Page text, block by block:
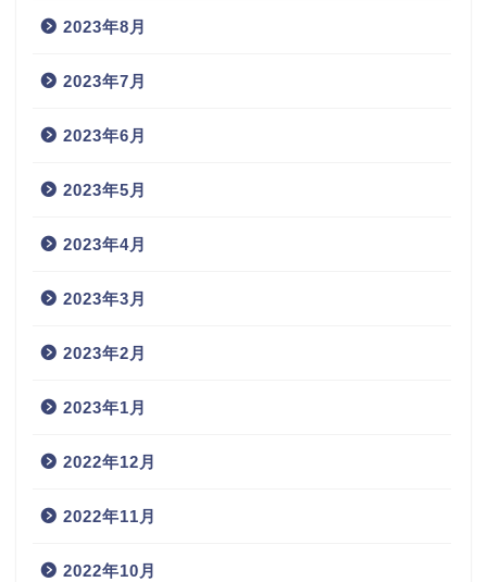
2023年8月
2023年7月
2023年6月
2023年5月
2023年4月
2023年3月
2023年2月
2023年1月
2022年12月
2022年11月
2022年10月